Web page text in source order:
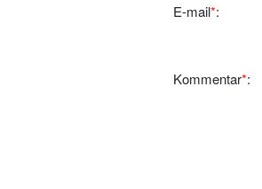
E-mail*:
Kommentar*: